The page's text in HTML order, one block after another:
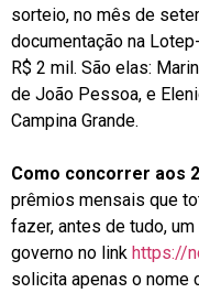
sorteio, no mês de
documentação na
R$ 2 mil. São elas:
de João Pessoa, e
Campina Grande.
Como concorrer aos
prêmios mensais que
fazer, antes de tudo,
governo no link https://
solicita apenas o nome